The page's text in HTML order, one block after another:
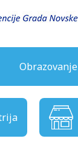
Obrazovanje